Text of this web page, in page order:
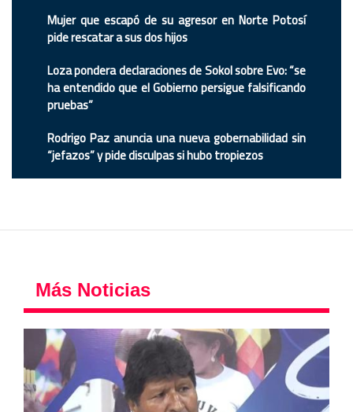
Mujer que escapó de su agresor en Norte Potosí
pide rescatar a sus dos hijos
Loza pondera declaraciones de Sokol sobre Evo: “se
ha entendido que el Gobierno persigue falsificando
pruebas”
Rodrigo Paz anuncia una nueva gobernabilidad sin
“jefazos” y pide disculpas si hubo tropiezos
Más Noticias